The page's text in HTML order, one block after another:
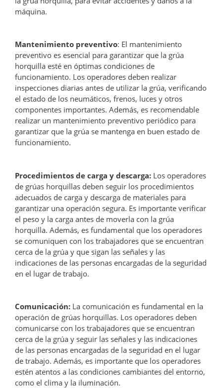
máquina.
Mantenimiento preventivo: El mantenimiento
preventivo es esencial para garantizar que la grúa
horquilla esté en óptimas condiciones de
funcionamiento. Los operadores deben realizar
inspecciones diarias antes de utilizar la grúa, verificando
el estado de los neumáticos, frenos, luces y otros
componentes importantes. Además, es recomendable
realizar un mantenimiento preventivo periódico para
garantizar que la grúa se mantenga en buen estado de
funcionamiento.
Procedimientos de carga y descarga: Los operadores
de grúas horquillas deben seguir los procedimientos
adecuados de carga y descarga de materiales para
garantizar una operación segura. Es importante verificar
el peso y la carga antes de moverla con la grúa
horquilla. Además, es fundamental que los operadores
se comuniquen con los trabajadores que se encuentran
cerca de la grúa y que sigan las señales y las
indicaciones de las personas encargadas de la seguridad
en el lugar de trabajo.
Comunicación: La comunicación es fundamental en la
operación de grúas horquillas. Los operadores deben
comunicarse con los trabajadores que se encuentran
cerca de la grúa y seguir las señales y las indicaciones
de las personas encargadas de la seguridad en el lugar
de trabajo. Además, es importante que los operadores
estén atentos a las condiciones cambiantes del entorno,
como el clima y la iluminación.